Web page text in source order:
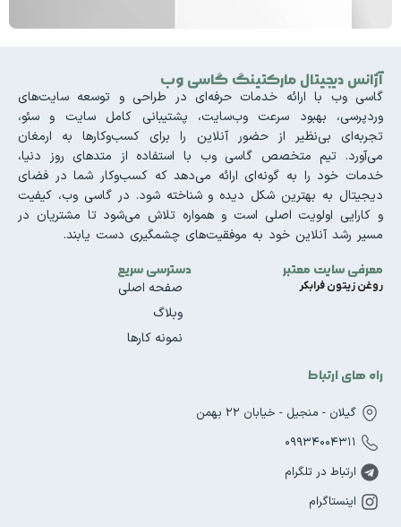
آژانس دیجیتال مارکتینگ گاسی وب
گاسی وب با ارائه خدمات حرفه‌ای در طراحی و توسعه سایت‌های
وردپرسی، بهبود سرعت وب‌سایت، پشتیبانی کامل سایت و سئو،
تجربه‌ای بی‌نظیر از حضور آنلاین را برای کسب‌وکارها به ارمغان
می‌آورد. تیم متخصص گاسی وب با استفاده از متدهای روز دنیا،
خدمات خود را به گونه‌ای ارائه می‌دهد که کسب‌وکار شما در فضای
دیجیتال به بهترین شکل دیده و شناخته شود. در گاسی وب، کیفیت
و کارایی اولویت اصلی است و همواره تلاش می‌شود تا مشتریان در
مسیر رشد آنلاین خود به موفقیت‌های چشمگیری دست یابند.
معرفی سایت معتبر
روغن زیتون فرابکر
دسترسی سریع
صفحه اصلی
وبلاگ
نمونه کارها
راه های ارتباط
گیلان - منجیل - خیابان 22 بهمن
09934004311
ارتباط در تلگرام
اینستاگرام